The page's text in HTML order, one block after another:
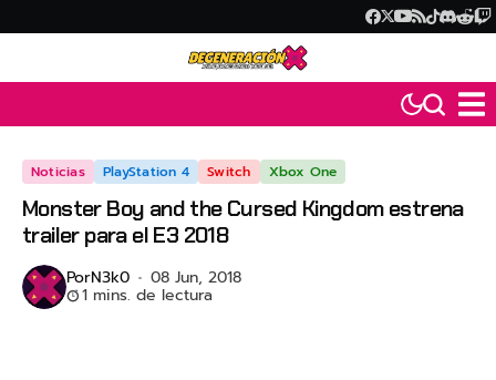
Noticias PlayStation 4 Switch Xbox One
Monster Boy and the Cursed Kingdom estrena
trailer para el E3 2018
PorN3k0 08 Jun, 2018
1 mins. de lectura